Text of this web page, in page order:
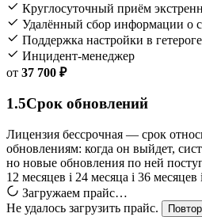
Круглосуточный приём
Удалённый сбор информации о
Поддержка настройки в
Инцидент-менеджер
от 37 700 ₽
1.5Срок обновлений
Лицензия бессрочная — срок
обновлениям: когда он выйдет,
но новые обновления по ней
12 месяцев i 24 месяца i 36 месяцев i
Загружаем прайс…
Не удалось загрузить прайс.